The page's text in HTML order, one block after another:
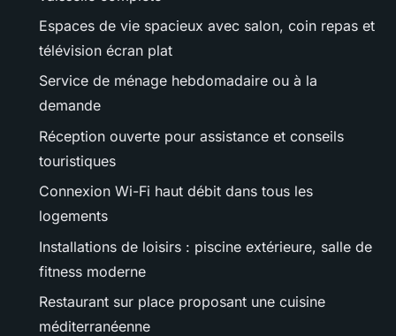
Espaces de vie spacieux avec salon, coin repas et
télévision écran plat
Service de ménage hebdomadaire ou à la
demande
Réception ouverte pour assistance et conseils
touristiques
Connexion Wi-Fi haut débit dans tous les
logements
Installations de loisirs : piscine extérieure, salle de
fitness moderne
Restaurant sur place proposant une cuisine
méditerranéenne